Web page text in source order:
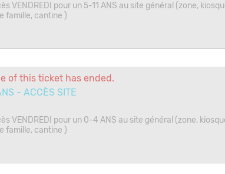
VENDREDI pour un 5-11 ANS au site général (zone,
famille, cantine )
of this ticket has ended.
- ACCÈS SITE
VENDREDI pour un 0-4 ANS au site général (zone,
famille, cantine )